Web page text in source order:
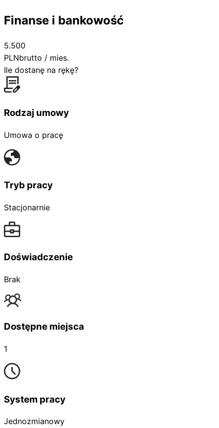
Finanse i bankowość
5.500
PLNbrutto / mies.
Ile dostanę na rękę?
Rodzaj umowy
Umowa o pracę
Tryb pracy
Stacjonarnie
Doświadczenie
Brak
Dostępne miejsca
1
System pracy
Jednozmianowy